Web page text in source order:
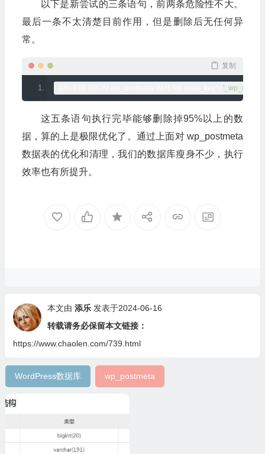
以下是新尝试的三条语句，前两条危险性不大。
最后一条不太清楚目前作用，但是删除后无任何异
常。
复制
这五条语句执行完毕能够删除掉95%以上的数
据，算的上是极限优化了。通过上面对 wp_postmeta
数据表的优化和清理，我们的数据库瘦身不少，执行
效率也有所提升。
本文由 添乐 发表于2024-06-16
转载请务必保留本文链接：
https://www.chaolen.com/739.html
WordPress数据库 wp_postmeta